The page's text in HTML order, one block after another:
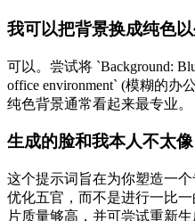
我可以把背景换成纯色
可以。尝试将 `Background:
office environment` (模糊的办
纯色背景通常看起来最专业。
生成的脸和我本人不太
这个提示词旨在为你塑造一
优化五官，而不是进行一比
片质量够高，并可尝试重新